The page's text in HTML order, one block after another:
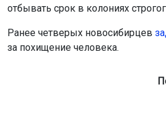
отбывать срок в колониях
Ранее четверых новосибирцев
за похищение человека.